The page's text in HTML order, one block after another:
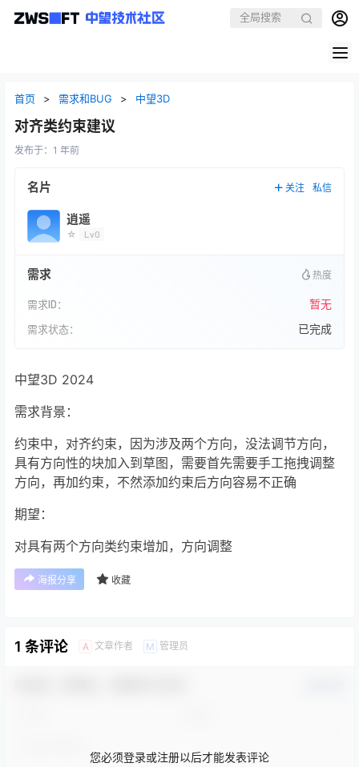
首页 > 需求和BUG > 中望3D
对齐类约束建议
发布于： 1 年前
名片 关注 私信
逍遥
☆ Lv0
需求 热度
需求ID： 暂无
需求状态： 已完成
中望3D 2024
需求背景：
约束中，对齐约束，因为涉及两个方向，没法调节方向，
具有方向性的块加入到草图，需要首先需要手工拖拽调整
方向，再加约束，不然添加约束后方向容易不正确
期望：
对具有两个方向类约束增加，方向调整
海报分享 收藏
1 条评论 A 文章作者 M 管理员
您必须登录或注册以后才能发表评论